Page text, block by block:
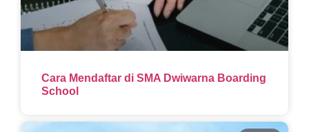
Cara Mendaftar di SMA Dwiwarna Boarding
School